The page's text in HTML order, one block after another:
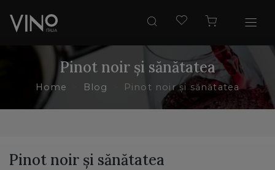
Pinot noir și sănătatea
Home Blog Pinot noir și sănătatea
Pinot noir și sănătatea